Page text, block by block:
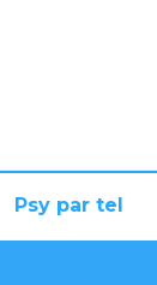
Psy par tel